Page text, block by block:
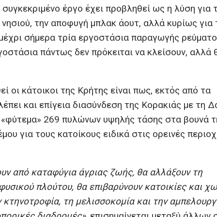
έργο έχει προβληθεί ως η λύση για
την αποφυγή μπλακ άουτ, αλλά κυρίως για
σήμερα τρία εργοστάσια παραγωγής
πάντως δεν πρόκειται να κλείσουν, αλλά
οι κάτοικοι της Κρήτης είναι πως, εκτός από τα
και επίγεια διασύνδεση της Κορακιάς με τη
«φύτεμα» 269 πυλώνων υψηλής τάσης στα βουνά
για τους κατοίκους ειδικά στις ορεινές
από καταφύγια άγριας ζωής, θα αλλάξουν τη
πλούτου, θα επιβαρύνουν κατοικίες και
τη μελισσοκομία και την